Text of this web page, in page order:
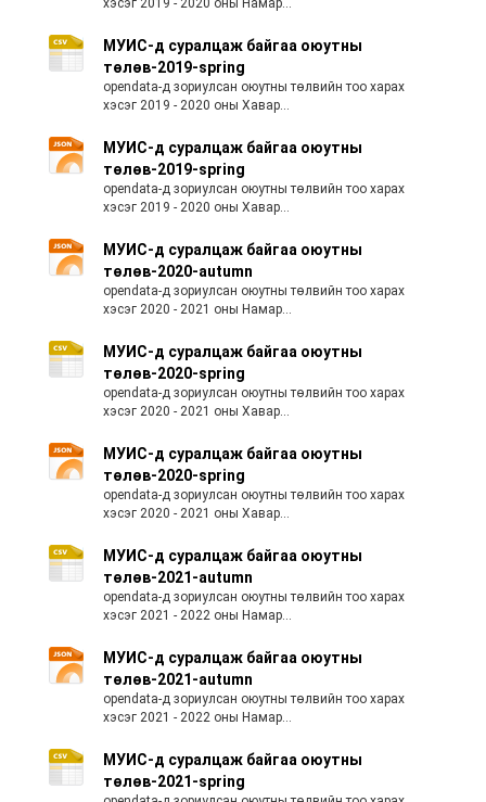
хэсэг 2019 - 2020 оны Намар...
МУИС-д суралцаж байгаа оюутны
төлөв-2019-spring
opendata-д зориулсан оюутны төлвийн тоо харах
хэсэг 2019 - 2020 оны Хавар...
МУИС-д суралцаж байгаа оюутны
төлөв-2019-spring
opendata-д зориулсан оюутны төлвийн тоо харах
хэсэг 2019 - 2020 оны Хавар...
МУИС-д суралцаж байгаа оюутны
төлөв-2020-autumn
opendata-д зориулсан оюутны төлвийн тоо харах
хэсэг 2020 - 2021 оны Намар...
МУИС-д суралцаж байгаа оюутны
төлөв-2020-spring
opendata-д зориулсан оюутны төлвийн тоо харах
хэсэг 2020 - 2021 оны Хавар...
МУИС-д суралцаж байгаа оюутны
төлөв-2020-spring
opendata-д зориулсан оюутны төлвийн тоо харах
хэсэг 2020 - 2021 оны Хавар...
МУИС-д суралцаж байгаа оюутны
төлөв-2021-autumn
opendata-д зориулсан оюутны төлвийн тоо харах
хэсэг 2021 - 2022 оны Намар...
МУИС-д суралцаж байгаа оюутны
төлөв-2021-autumn
opendata-д зориулсан оюутны төлвийн тоо харах
хэсэг 2021 - 2022 оны Намар...
МУИС-д суралцаж байгаа оюутны
төлөв-2021-spring